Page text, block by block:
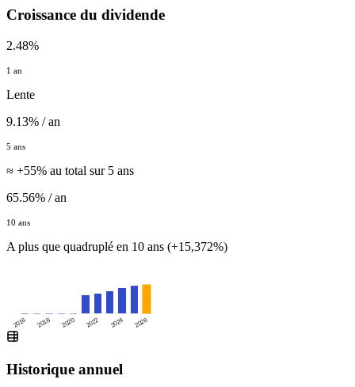
Croissance du dividende
2.48%
1 an
Lente
9.13% / an
5 ans
≈ +55% au total sur 5 ans
65.56% / an
10 ans
A plus que quadruplé en 10 ans (+15,372%)
2016 2018 2020 2022 2024 2026
Historique annuel